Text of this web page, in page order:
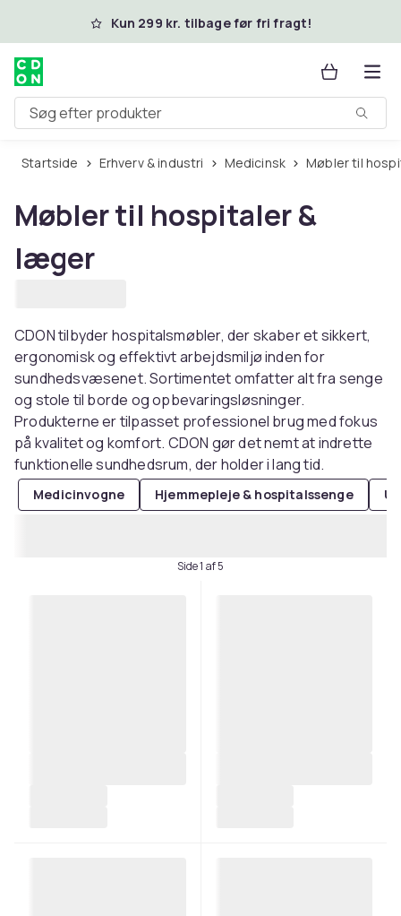
Spring til hovedindhold
Kun 299 kr. tilbage før fri fragt!
Søg efter produkter
Startside Erhverv & industri Medicinsk Møbler til
Møbler til hospitaler &
læger
CDON tilbyder hospitalsmøbler, der skaber et sikkert,
ergonomisk og effektivt arbejdsmiljø inden for
sundhedsvæsenet. Sortimentet omfatter alt fra senge
og stole til borde og opbevaringsløsninger.
Produkterne er tilpasset professionel brug med fokus
på kvalitet og komfort. CDON gør det nemt at indrette
funktionelle sundhedsrum, der holder i lang tid.
Medicinvogne Hjemmepleje & hospitalssenge
Side 1 af 5